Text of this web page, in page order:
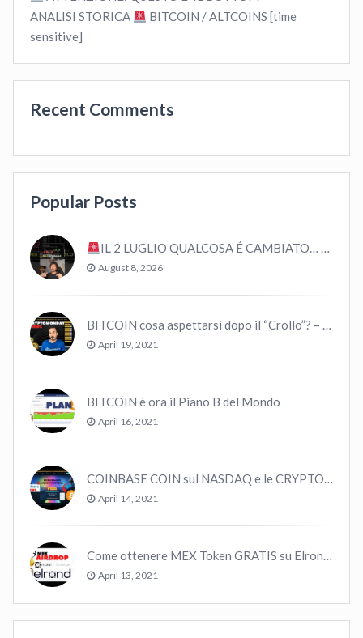
ANALISI STORICA
BITCOIN / ALTCOINS [time
sensitive]
Recent Comments
Popular Posts
IL 2 LUGLIO QUALCOSA É CAMBIATO… #bitcoin #crypto #trading
August 8, 2026
BITCOIN cosa aspettarsi dopo il “Crollo”? – CryptoMonday NEWS w16/’21
April 19, 2021
BITCOIN è ora il Piano B del Mondo
April 16, 2021
COINBASE COIN sul NASDAQ e le CRYPTO volano!
April 14, 2021
Come ottenere MEX Token GRATIS su Elrond ?
April 13, 2021